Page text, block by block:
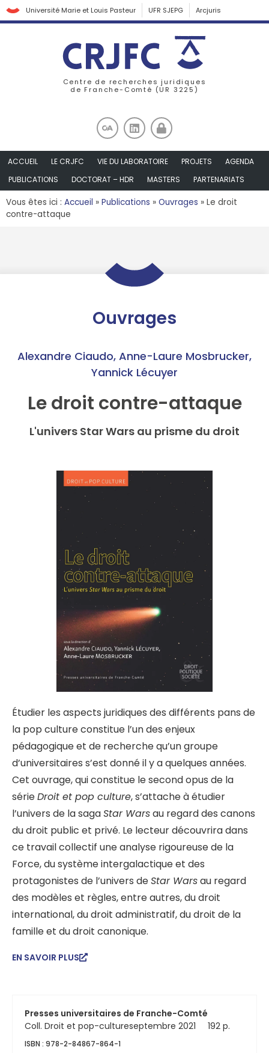
Université Marie et Louis Pasteur UFR SJEPG Arcjuris
Centre de recherches juridiques
de Franche-Comté (UR 3225)
ACCUEIL LE CRJFC VIE DU LABORATOIRE PROJETS
AGENDA
PUBLICATIONS
DOCTORAT – HDR MASTERS PARTENARIATS
Vous êtes ici : Accueil » Publications » Ouvrages » Le droit
contre-attaque
Ouvrages
Alexandre Ciaudo, Anne-Laure Mosbrucker,
Yannick Lécuyer
Le droit contre-attaque
L'univers Star Wars au prisme du droit
Étudier les aspects juridiques des différents pans de
la pop culture constitue l’un des enjeux
pédagogique et de recherche qu’un groupe
d’universitaires s’est donné il y a quelques années.
Cet ouvrage, qui constitue le second opus de la
sérieDroit et pop culture, s’attache à étudier
l’univers de la sagaStar Warsau regard des canons
du droit public et privé. Le lecteur découvrira dans
ce travail collectif une analyse rigoureuse de la
Force, du système intergalactique et des
protagonistes de l’univers deStar Warsau regard
des modèles et règles, entre autres, du droit
international, du droit administratif, du droit de la
famille et du droit canonique.
EN SAVOIR PLUS
Presses universitaires de Franche-Comté
Coll. Droit et pop-cultureseptembre 2021 192 p.
ISBN : 978-2-84867-864-1